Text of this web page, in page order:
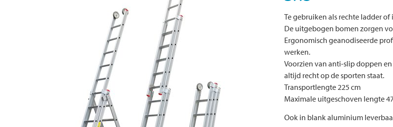
Te gebruiken als rechte ladder of
De uitgebogen bomen zorgen
Ergonomisch geanodiseerde
werken.
Voorzien van anti-slip doppen
altijd recht op de sporten staat.
Transportlengte 225 cm
Maximale uitgeschoven lengte
Ook in blank aluminium